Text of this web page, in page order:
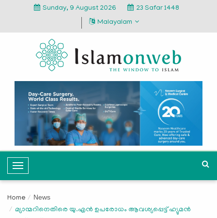
Sunday, 9 August 2026
23 Safar 1448
Malayalam
T
o
g
l
Home News
മ്യാന്മറിനെതിരെ യു.എന്‍ ഉപരോധം ആവശ്യപ്പെട്ട് ഹ്യുമന്‍